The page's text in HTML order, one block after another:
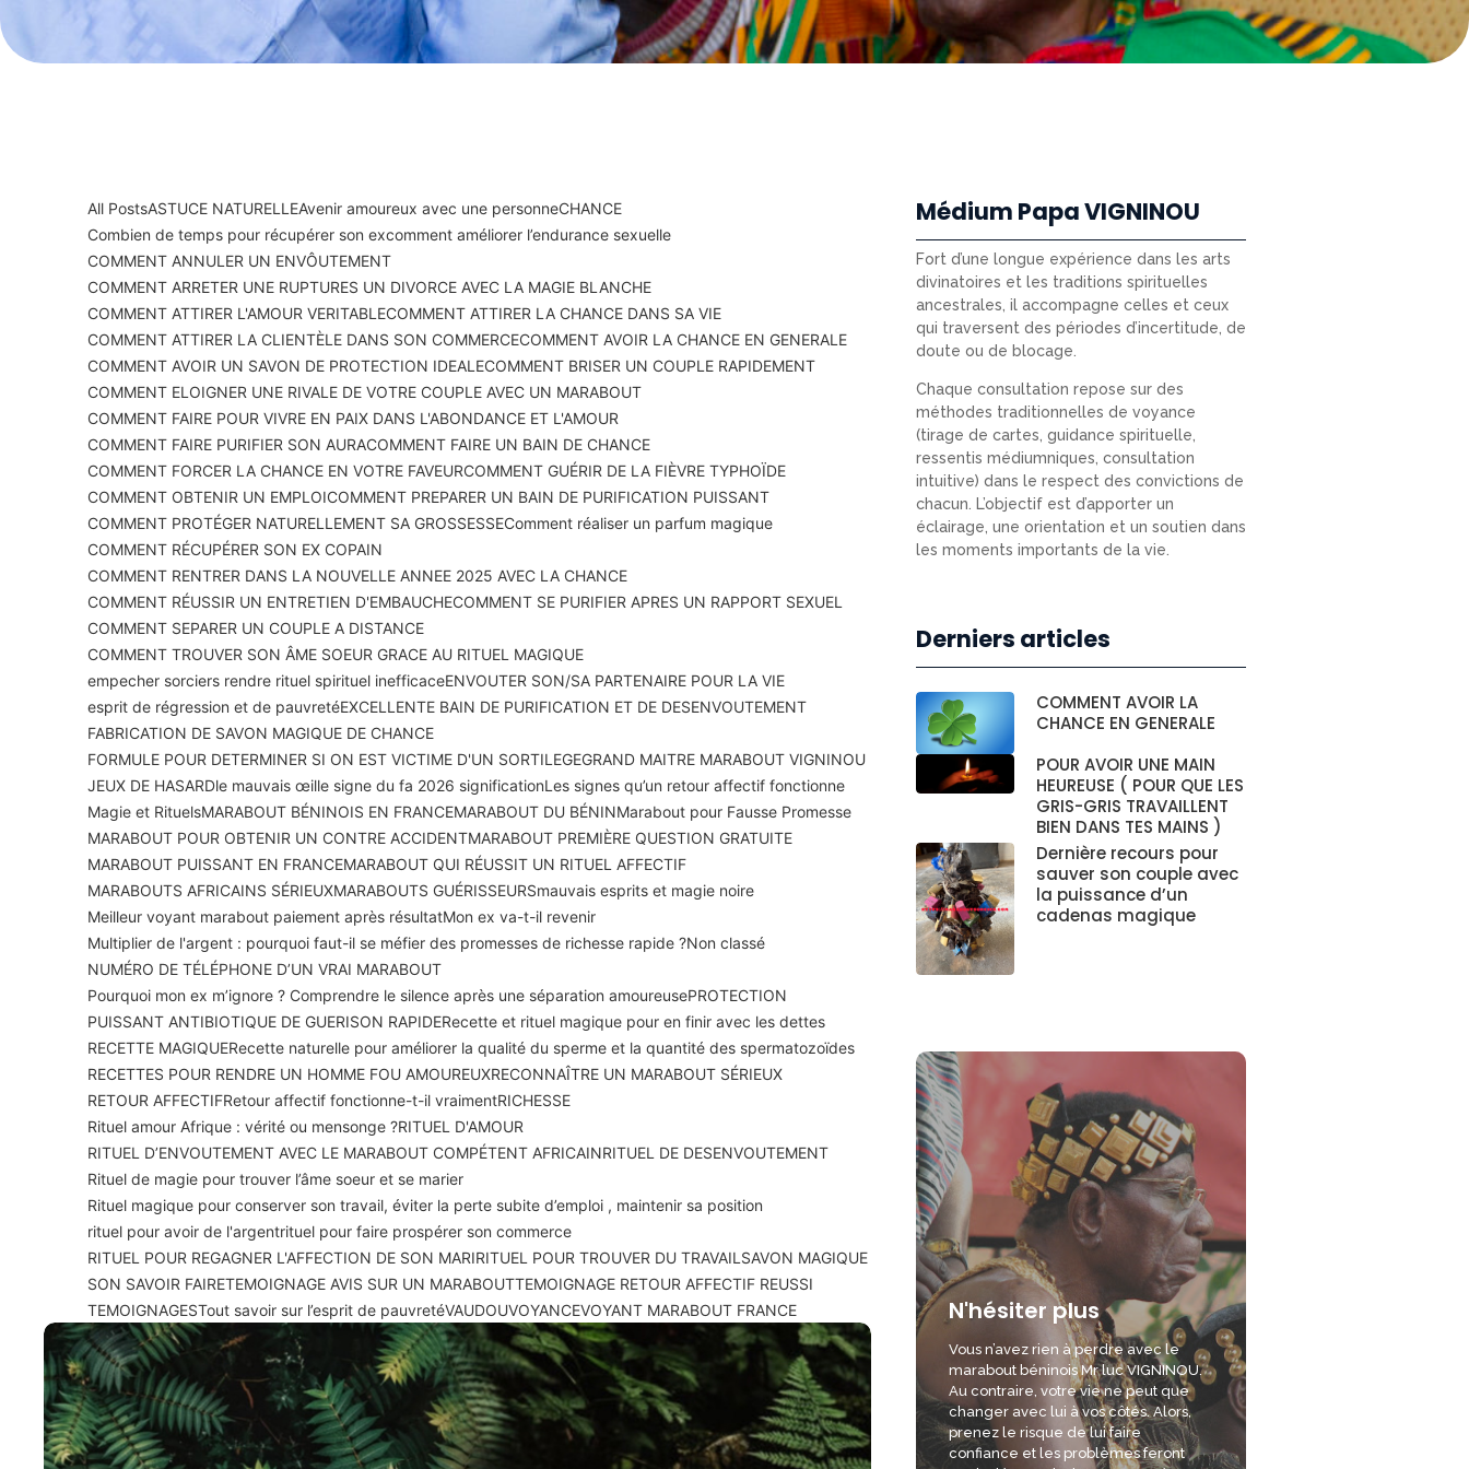
All PostsASTUCE NATURELLEAvenir amoureux avec une personneCHANCE
Combien de temps pour récupérer son excomment améliorer l’endurance sexuelle
COMMENT ANNULER UN ENVÔUTEMENT
COMMENT ARRETER UNE RUPTURES UN DIVORCE AVEC LA MAGIE BLANCHE
COMMENT ATTIRER L'AMOUR VERITABLECOMMENT ATTIRER LA CHANCE DANS SA VIE
COMMENT ATTIRER LA CLIENTÈLE DANS SON COMMERCECOMMENT AVOIR LA CHANCE EN GENERALE
COMMENT AVOIR UN SAVON DE PROTECTION IDEALECOMMENT BRISER UN COUPLE RAPIDEMENT
COMMENT ELOIGNER UNE RIVALE DE VOTRE COUPLE AVEC UN MARABOUT
COMMENT FAIRE POUR VIVRE EN PAIX DANS L'ABONDANCE ET L'AMOUR
COMMENT FAIRE PURIFIER SON AURACOMMENT FAIRE UN BAIN DE CHANCE
COMMENT FORCER LA CHANCE EN VOTRE FAVEURCOMMENT GUÉRIR DE LA FIÈVRE TYPHOÏDE
COMMENT OBTENIR UN EMPLOICOMMENT PREPARER UN BAIN DE PURIFICATION PUISSANT
COMMENT PROTÉGER NATURELLEMENT SA GROSSESSEComment réaliser un parfum magique
COMMENT RÉCUPÉRER SON EX COPAIN
COMMENT RENTRER DANS LA NOUVELLE ANNEE 2025 AVEC LA CHANCE
COMMENT RÉUSSIR UN ENTRETIEN D'EMBAUCHECOMMENT SE PURIFIER APRES UN RAPPORT SEXUEL
COMMENT SEPARER UN COUPLE A DISTANCE
COMMENT TROUVER SON ÂME SOEUR GRACE AU RITUEL MAGIQUE
empecher sorciers rendre rituel spirituel inefficaceENVOUTER SON/SA PARTENAIRE POUR LA VIE
esprit de régression et de pauvretéEXCELLENTE BAIN DE PURIFICATION ET DE DESENVOUTEMENT
FABRICATION DE SAVON MAGIQUE DE CHANCE
FORMULE POUR DETERMINER SI ON EST VICTIME D'UN SORTILEGEGRAND MAITRE MARABOUT VIGNINOU
JEUX DE HASARDle mauvais œille signe du fa 2026 significationLes signes qu’un retour affectif fonctionne
Magie et RituelsMARABOUT BÉNINOIS EN FRANCEMARABOUT DU BÉNINMarabout pour Fausse Promesse
MARABOUT POUR OBTENIR UN CONTRE ACCIDENTMARABOUT PREMIÈRE QUESTION GRATUITE
MARABOUT PUISSANT EN FRANCEMARABOUT QUI RÉUSSIT UN RITUEL AFFECTIF
MARABOUTS AFRICAINS SÉRIEUXMARABOUTS GUÉRISSEURSmauvais esprits et magie noire
Meilleur voyant marabout paiement après résultatMon ex va-t-il revenir
Multiplier de l'argent : pourquoi faut-il se méfier des promesses de richesse rapide ?Non classé
NUMÉRO DE TÉLÉPHONE D’UN VRAI MARABOUT
Pourquoi mon ex m’ignore ? Comprendre le silence après une séparation amoureusePROTECTION
PUISSANT ANTIBIOTIQUE DE GUERISON RAPIDERecette et rituel magique pour en finir avec les dettes
RECETTE MAGIQUERecette naturelle pour améliorer la qualité du sperme et la quantité des spermatozoïdes
RECETTES POUR RENDRE UN HOMME FOU AMOUREUXRECONNAÎTRE UN MARABOUT SÉRIEUX
RETOUR AFFECTIFRetour affectif fonctionne-t-il vraimentRICHESSE
Rituel amour Afrique : vérité ou mensonge ?RITUEL D'AMOUR
RITUEL D’ENVOUTEMENT AVEC LE MARABOUT COMPÉTENT AFRICAINRITUEL DE DESENVOUTEMENT
Rituel de magie pour trouver l’âme soeur et se marier
Rituel magique pour conserver son travail, éviter la perte subite d’emploi , maintenir sa position
rituel pour avoir de l'argentrituel pour faire prospérer son commerce
RITUEL POUR REGAGNER L'AFFECTION DE SON MARIRITUEL POUR TROUVER DU TRAVAIL SAVON MAGIQUE
SON SAVOIR FAIRETEMOIGNAGE AVIS SUR UN MARABOUTTEMOIGNAGE RETOUR AFFECTIF REUSSI
TEMOIGNAGESTout savoir sur l’esprit de pauvretéVAUDOUVOYANCEVOYANT MARABOUT FRANCE
Médium Papa VIGNINOU
Fort d’une longue expérience dans les arts
divinatoires et les traditions spirituelles
ancestrales, il accompagne celles et ceux
qui traversent des périodes d’incertitude, de
doute ou de blocage.
Chaque consultation repose sur des
méthodes traditionnelles de voyance
(tirage de cartes, guidance spirituelle,
ressentis médiumniques, consultation
intuitive) dans le respect des convictions de
chacun. L’objectif est d’apporter un
éclairage, une orientation et un soutien dans
les moments importants de la vie.
Derniers articles
COMMENT AVOIR LA
CHANCE EN GENERALE
POUR AVOIR UNE MAIN
HEUREUSE ( POUR QUE LES
GRIS-GRIS TRAVAILLENT
BIEN DANS TES MAINS )
Dernière recours pour
sauver son couple avec
la puissance d’un
cadenas magique
N'hésiter plus
Vous n’avez rien à perdre avec le
marabout béninois Mr luc VIGNINOU.
Au contraire, votre vie ne peut que
changer avec lui à vos côtés. Alors,
prenez le risque de lui faire
confiance et les problèmes feront